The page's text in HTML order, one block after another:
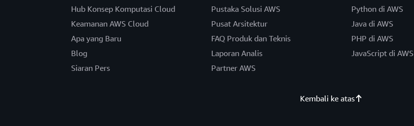
Hub Konsep Komputasi Cloud
Keamanan AWS Cloud
Apa yang Baru
Blog
Siaran Pers
Pustaka Solusi AWS
Pusat Arsitektur
FAQ Produk dan Teknis
Laporan Analis
Partner AWS
Python di AWS
Java di AWS
PHP di AWS
JavaScript di AWS
Kembali ke atas